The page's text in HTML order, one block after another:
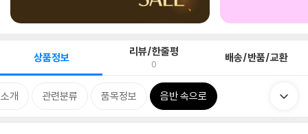
상품정보 리뷰/한줄평
0 배송/반품/교환
개 관련분류 품목정보 음반 속으로